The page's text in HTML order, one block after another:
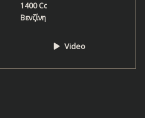
1400 Cc
Βενζίνη
Video